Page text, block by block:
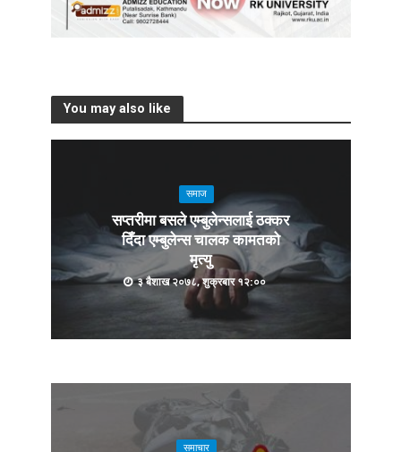
You may also like
समाज
सप्तरीमा बसले एम्बुलेन्सलाई ठक्कर
दिँदा एम्बुलेन्स चालक कामतको
मृत्यु
३ बैशाख २०७८, शुक्रबार १२:००
समाचार